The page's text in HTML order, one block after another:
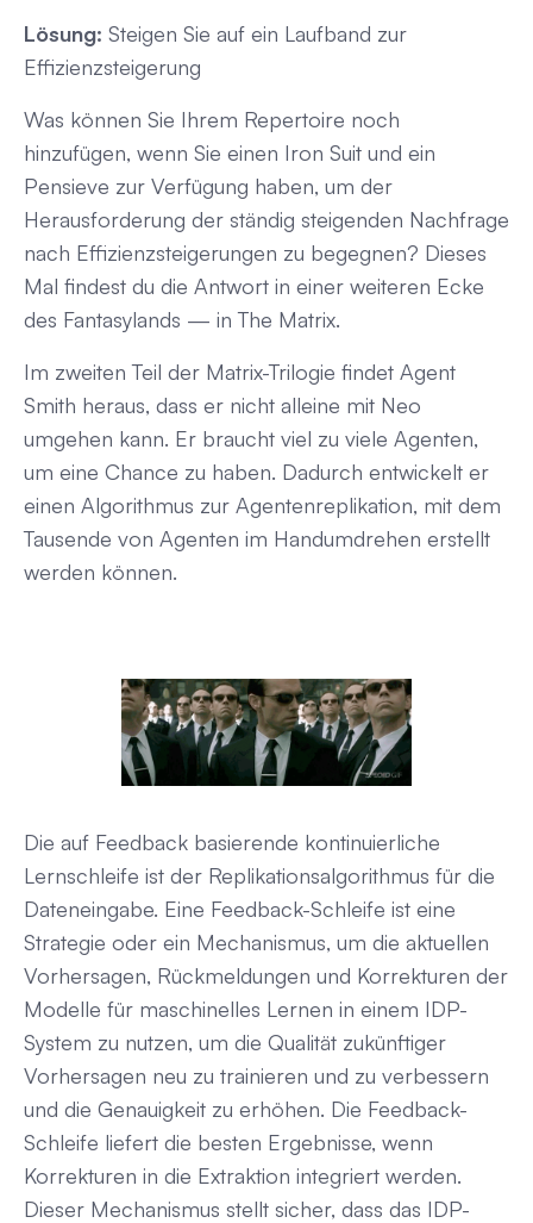
Lösung: Steigen Sie auf ein Laufband zur
Effizienzsteigerung
Was können Sie Ihrem Repertoire noch
hinzufügen, wenn Sie einen Iron Suit und ein
Pensieve zur Verfügung haben, um der
Herausforderung der ständig steigenden Nachfrage
nach Effizienzsteigerungen zu begegnen? Dieses
Mal findest du die Antwort in einer weiteren Ecke
des Fantasylands — in The Matrix.
Im zweiten Teil der Matrix-Trilogie findet Agent
Smith heraus, dass er nicht alleine mit Neo
umgehen kann. Er braucht viel zu viele Agenten,
um eine Chance zu haben. Dadurch entwickelt er
einen Algorithmus zur Agentenreplikation, mit dem
Tausende von Agenten im Handumdrehen erstellt
werden können.
Die auf Feedback basierende kontinuierliche
Lernschleife ist der Replikationsalgorithmus für die
Dateneingabe. Eine Feedback-Schleife ist eine
Strategie oder ein Mechanismus, um die aktuellen
Vorhersagen, Rückmeldungen und Korrekturen der
Modelle für maschinelles Lernen in einem IDP-
System zu nutzen, um die Qualität zukünftiger
Vorhersagen neu zu trainieren und zu verbessern
und die Genauigkeit zu erhöhen. Die Feedback-
Schleife liefert die besten Ergebnisse, wenn
Korrekturen in die Extraktion integriert werden.
Dieser Mechanismus stellt sicher, dass das IDP-